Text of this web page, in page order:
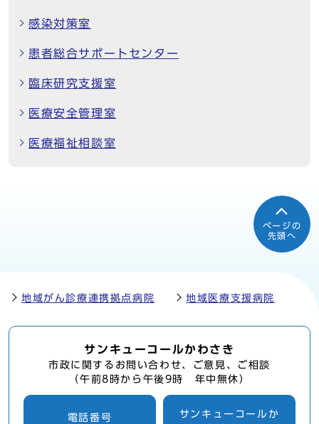
感染対策室
患者総合サポートセンター
臨床研究支援室
医療安全管理室
医療福祉相談室
ページの
先頭へ
地域がん診療連携拠点病院 地域医療支援病院
サンキューコールかわさき
市政に関するお問い合わせ、ご意見、ご相談
（午前8時から午後9時 年中無休）
電話番号
サンキューコールか